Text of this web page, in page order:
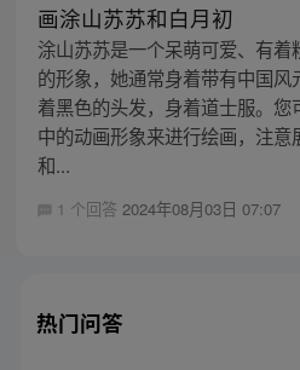
画涂山苏苏和白月初
涂山苏苏是一个呆萌可爱、有
的形象，她通常身着带有中国
着黑色的头发，身着道士服。您
中的动画形象来进行绘画，注
和...
1 个回答 2024年08月03日 07:07
热门问答